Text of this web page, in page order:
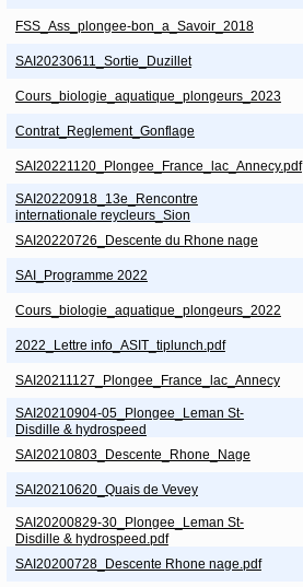
FSS_Ass_plongee-bon_a_Savoir_2018
SAI20230611_Sortie_Duzillet
Cours_biologie_aquatique_plongeurs_2023
Contrat_Reglement_Gonflage
SAI20221120_Plongee_France_lac_Annecy.pdf
SAI20220918_13e_Rencontre
internationale reycleurs_Sion
SAI20220726_Descente du Rhone nage
SAI_Programme 2022
Cours_biologie_aquatique_plongeurs_2022
2022_Lettre info_ASIT_tiplunch.pdf
SAI20211127_Plongee_France_lac_Annecy
SAI20210904-05_Plongee_Leman St-
Disdille & hydrospeed
SAI20210803_Descente_Rhone_Nage
SAI20210620_Quais de Vevey
SAI20200829-30_Plongee_Leman St-
Disdille & hydrospeed.pdf
SAI20200728_Descente Rhone nage.pdf